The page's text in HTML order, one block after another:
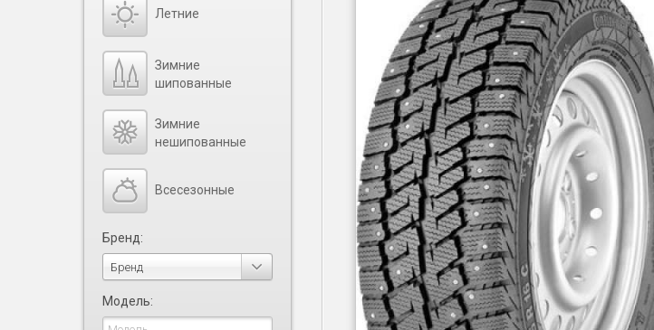
Летние
Зимние
шипованные
Зимние
нешипованные
Всесезонные
Бренд:
Бренд
Модель: